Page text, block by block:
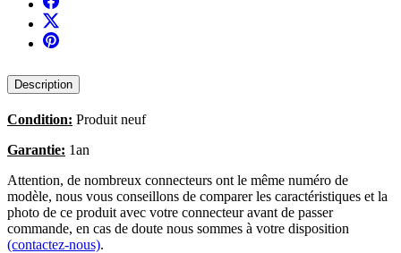
Description
Condition: Produit neuf
Garantie: 1an
Attention, de nombreux connecteurs ont le même numéro de
modèle, nous vous conseillons de comparer les caractéristiques et la
photo de ce produit avec votre connecteur avant de passer
commande, en cas de doute nous sommes à votre disposition
(contactez-nous).